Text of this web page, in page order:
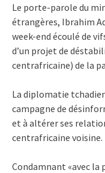
Le porte-parole du
étrangères, Ibrahim
week-end écoulé de
d’un projet de
centrafricaine) de la
La diplomatie
campagne de
et à altérer ses
centrafricaine voisine.
Condamnant «avec